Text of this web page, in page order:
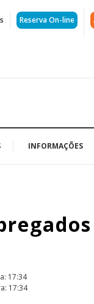
Reserva On-line
INFORMAÇÕES
17:34
17:34